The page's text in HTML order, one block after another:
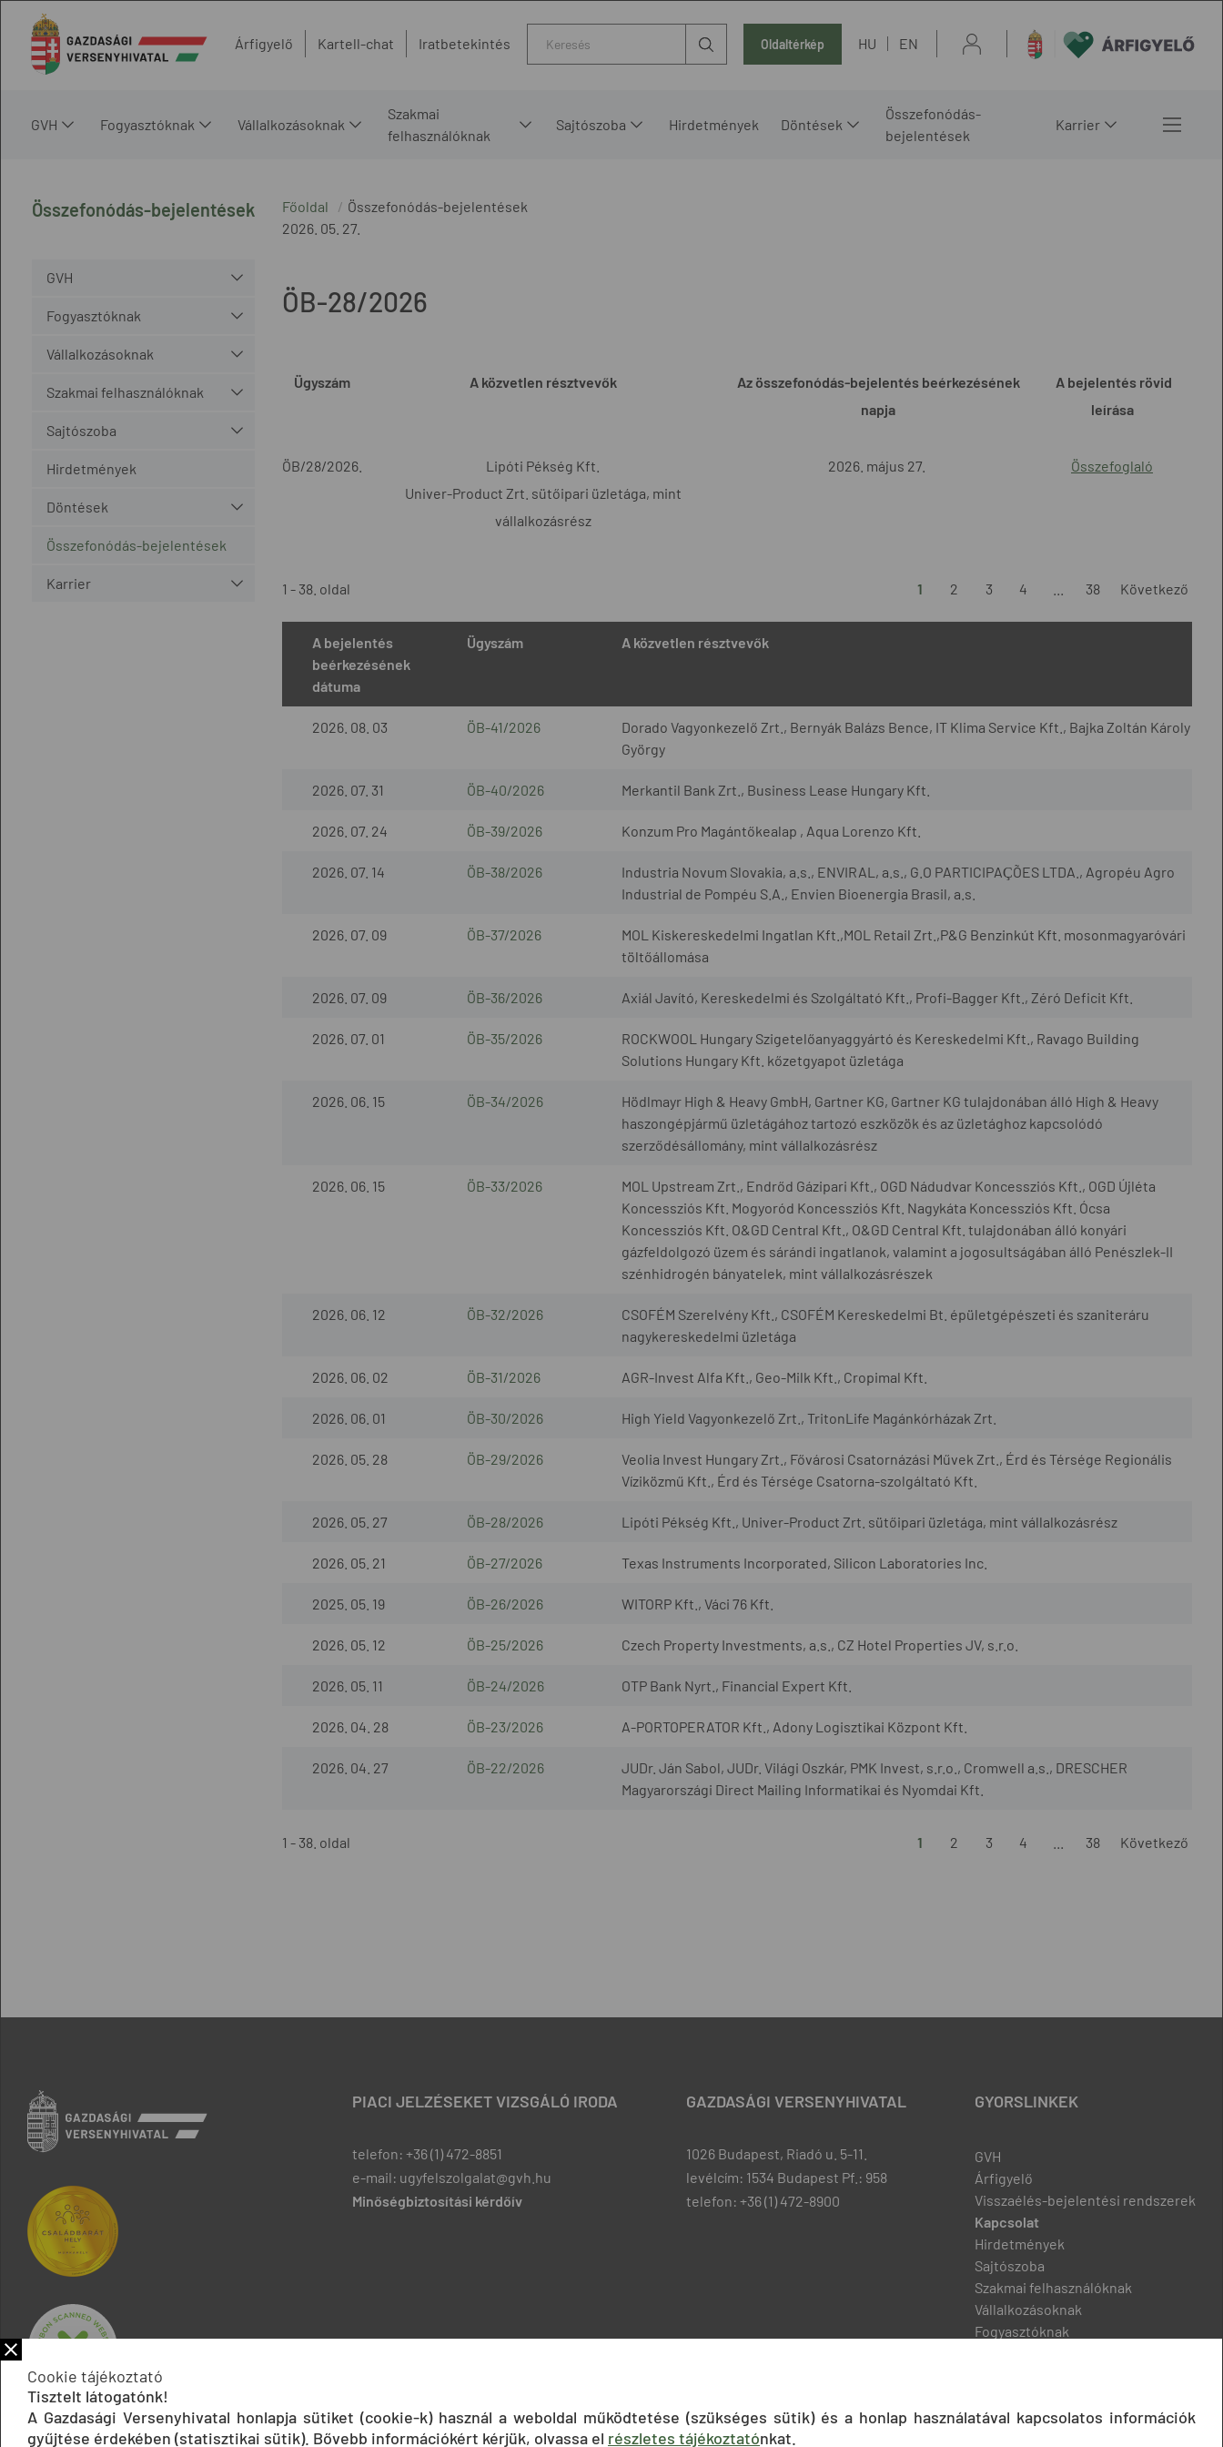
Árfigyelő Kartell-chat Iratbetekintés Oldaltérkép HU EN
GVH Fogyasztóknak Vállalkozásoknak
Szakmai
felhasználóknak
Sajtószoba Hirdetmények Döntések
Összefonódás-
bejelentések
Karrier
Összefonódás-bejelentések
GVH
Fogyasztóknak
Vállalkozásoknak
Szakmai felhasználóknak
Sajtószoba
Hirdetmények
Döntések
Összefonódás-bejelentések
Karrier
Főoldal
Összefonódás-bejelentések
2026. 05. 27.
ÖB-28/2026
Ügyszám A közvetlen résztvevők
Az összefonódás-bejelentés beérkezésének
napja
A bejelentés rövid
leírása
ÖB/28/2026.
Lipóti Pékség Kft.
Univer-Product Zrt. sütőipari üzletága, mint
vállalkozásrész
2026. május 27. Összefoglaló
1 - 38. oldal 1 2 3 4 38 Következő
A bejelentés
beérkezésének
dátuma
Ügyszám A közvetlen résztvevők
2026. 08. 03 ÖB-41/2026
Dorado Vagyonkezelő Zrt., Bernyák Balázs Bence, IT Klima Service Kft., Bajka Zoltán Károly
György
2026. 07. 31 ÖB-40/2026 Merkantil Bank Zrt., Business Lease Hungary Kft.
2026. 07. 24 ÖB-39/2026 Konzum Pro Magántőkealap , Aqua Lorenzo Kft.
2026. 07. 14 ÖB-38/2026
Industria Novum Slovakia, a.s., ENVIRAL, a.s., G.O PARTICIPAÇÕES LTDA., Agropéu Agro
Industrial de Pompéu S.A., Envien Bioenergia Brasil, a.s.
2026. 07. 09 ÖB-37/2026
MOL Kiskereskedelmi Ingatlan Kft.,MOL Retail Zrt.,P&G Benzinkút Kft. mosonmagyaróvári
töltőállomása
2026. 07. 09 ÖB-36/2026 Axiál Javító, Kereskedelmi és Szolgáltató Kft., Profi-Bagger Kft., Zéró Deficit Kft.
2026. 07. 01 ÖB-35/2026
ROCKWOOL Hungary Szigetelőanyaggyártó és Kereskedelmi Kft., Ravago Building
Solutions Hungary Kft. kőzetgyapot üzletága
2026. 06. 15 ÖB-34/2026
Hödlmayr High & Heavy GmbH, Gartner KG, Gartner KG tulajdonában álló High & Heavy
haszongépjármű üzletágához tartozó eszközök és az üzletághoz kapcsolódó
szerződésállomány, mint vállalkozásrész
2026. 06. 15 ÖB-33/2026
MOL Upstream Zrt., Endrőd Gázipari Kft., OGD Nádudvar Koncessziós Kft., OGD Újléta
Koncessziós Kft. Mogyoród Koncessziós Kft. Nagykáta Koncessziós Kft. Ócsa
Koncessziós Kft. O&GD Central Kft., O&GD Central Kft. tulajdonában álló konyári
gázfeldolgozó üzem és sárándi ingatlanok, valamint a jogosultságában álló Penészlek-II
szénhidrogén bányatelek, mint vállalkozásrészek
2026. 06. 12 ÖB-32/2026
CSOFÉM Szerelvény Kft., CSOFÉM Kereskedelmi Bt. épületgépészeti és szaniteráru
nagykereskedelmi üzletága
2026. 06. 02 ÖB-31/2026 AGR-Invest Alfa Kft., Geo-Milk Kft., Cropimal Kft.
2026. 06. 01 ÖB-30/2026 High Yield Vagyonkezelő Zrt., TritonLife Magánkórházak Zrt.
2026. 05. 28 ÖB-29/2026
Veolia Invest Hungary Zrt., Fővárosi Csatornázási Művek Zrt., Érd és Térsége Regionális
Víziközmű Kft., Érd és Térsége Csatorna-szolgáltató Kft.
2026. 05. 27 ÖB-28/2026 Lipóti Pékség Kft., Univer-Product Zrt. sütőipari üzletága, mint vállalkozásrész
2026. 05. 21 ÖB-27/2026 Texas Instruments Incorporated, Silicon Laboratories Inc.
2025. 05. 19 ÖB-26/2026 WITORP Kft., Váci 76 Kft.
2026. 05. 12 ÖB-25/2026 Czech Property Investments, a.s., CZ Hotel Properties JV, s.r.o.
2026. 05. 11 ÖB-24/2026 OTP Bank Nyrt., Financial Expert Kft.
2026. 04. 28 ÖB-23/2026 A-PORTOPERATOR Kft., Adony Logisztikai Központ Kft.
2026. 04. 27 ÖB-22/2026
JUDr. Ján Sabol, JUDr. Világi Oszkár, PMK Invest, s.r.o., Cromwell a.s., DRESCHER
Magyarországi Direct Mailing Informatikai és Nyomdai Kft.
1 - 38. oldal 1 2 3 4 38 Következő
PIACI JELZÉSEKET VIZSGÁLÓ IRODA
telefon: +36 (1) 472-8851
e-mail: ugyfelszolgalat@gvh.hu
Minőségbiztosítási kérdőív
GAZDASÁGI VERSENYHIVATAL
1026 Budapest, Riadó u. 5-11.
levélcím: 1534 Budapest Pf.: 958
telefon: +36 (1) 472-8900
GYORSLINKEK
GVH
Árfigyelő
Visszaélés-bejelentési rendszerek
Kapcsolat
Hirdetmények
Sajtószoba
Szakmai felhasználóknak
Vállalkozásoknak
Fogyasztóknak
Cookie tájékoztató
Tisztelt látogatónk!
A Gazdasági Versenyhivatal honlapja sütiket (cookie-k) használ a weboldal működtetése (szükséges sütik) és a honlap használatával kapcsolatos információk
gyűjtése érdekében (statisztikai sütik). Bővebb információkért kérjük, olvassa el részletes tájékoztatónkat.